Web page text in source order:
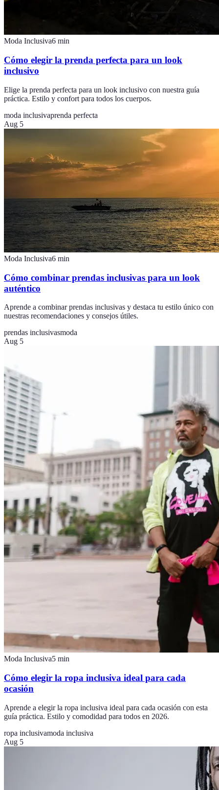
Moda Inclusiva6 min
Cómo elegir la prenda perfecta para un look
inclusivo
Elige la prenda perfecta para un look inclusivo con nuestra guía
práctica. Estilo y confort para todos los cuerpos.
moda inclusivaprenda perfecta
Aug 5
Moda Inclusiva6 min
Cómo combinar prendas inclusivas para un look
auténtico
Aprende a combinar prendas inclusivas y destaca tu estilo único con
nuestras recomendaciones y consejos útiles.
prendas inclusivasmoda
Aug 5
Moda Inclusiva5 min
Cómo elegir la ropa inclusiva ideal para cada
ocasión
Aprende a elegir la ropa inclusiva ideal para cada ocasión con esta
guía práctica. Estilo y comodidad para todos en 2026.
ropa inclusivamoda inclusiva
Aug 5